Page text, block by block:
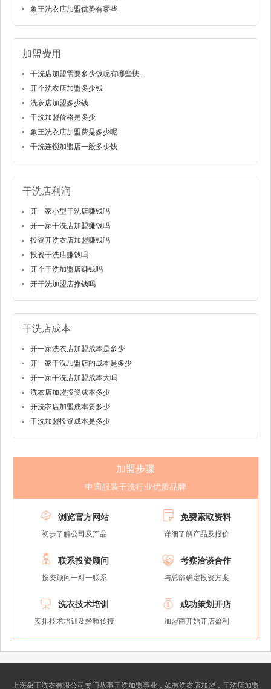
象王洗衣店加盟优势有哪些
加盟费用
干洗店加盟需要多少钱呢有哪些扶...
开个洗衣店加盟多少钱
洗衣店加盟多少钱
干洗加盟价格是多少
象王洗衣店加盟费是多少呢
干洗连锁加盟店一般多少钱
干洗店利润
开一家小型干洗店赚钱吗
开一家干洗店加盟赚钱吗
投资开洗衣店加盟赚钱吗
投资干洗店赚钱吗
开个干洗加盟店赚钱吗
开干洗加盟店挣钱吗
干洗店成本
开一家洗衣店加盟成本是多少
开一家干洗加盟店的成本是多少
开一家干洗店加盟成本大吗
洗衣店加盟投资成本多少
开洗衣店加盟成本要多少
干洗加盟投资成本是多少
加盟步骤
中国服装干洗行业优质品牌
 浏览官方网站
初步了解公司及产品
 免费索取资料
详细了解产品及报价
 联系投资顾问
投资顾问一对一联系
 考察洽谈合作
与总部确定投资方案
 洗衣技术培训
安排技术培训及经验传授
 成功策划开店
加盟商开始开店盈利
上海象王洗衣有限公司专门从事干洗加盟事业，如有洗衣店加盟，干洗店加盟